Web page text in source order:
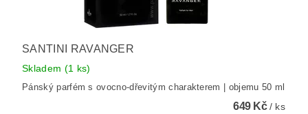
SANTINI RAVANGER
Skladem (1 ks)
Pánský parfém s ovocno-dřevitým charakterem | objemu 50 ml
649 Kč/ ks